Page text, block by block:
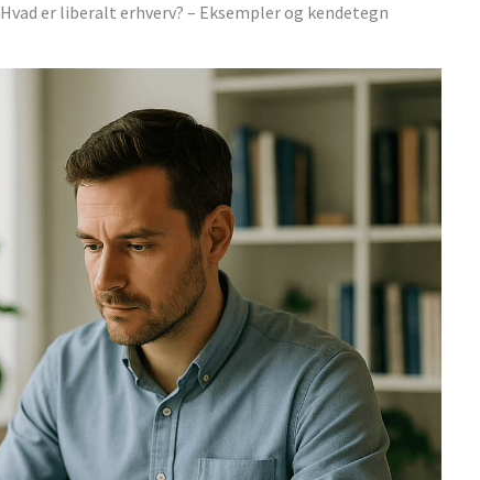
Hvad er liberalt erhverv? – Eksempler og kendetegn